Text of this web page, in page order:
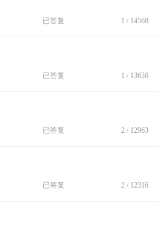
已答复 1 / 14568
已答复 1 / 13636
已答复 2 / 12963
已答复 2 / 12316